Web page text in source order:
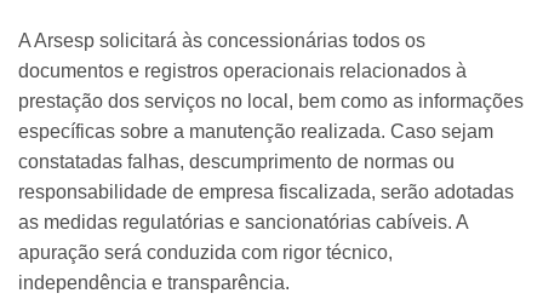
A Arsesp solicitará às concessionárias todos os
documentos e registros operacionais relacionados à
prestação dos serviços no local, bem como as informações
específicas sobre a manutenção realizada. Caso sejam
constatadas falhas, descumprimento de normas ou
responsabilidade de empresa fiscalizada, serão adotadas
as medidas regulatórias e sancionatórias cabíveis. A
apuração será conduzida com rigor técnico,
independência e transparência.